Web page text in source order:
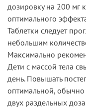
дозировку на 200 мг
оптимального
Таблетки следует
небольшим
Максимально
Дети с массой тела
день. Повышать
оптимальной,
двух раздельных